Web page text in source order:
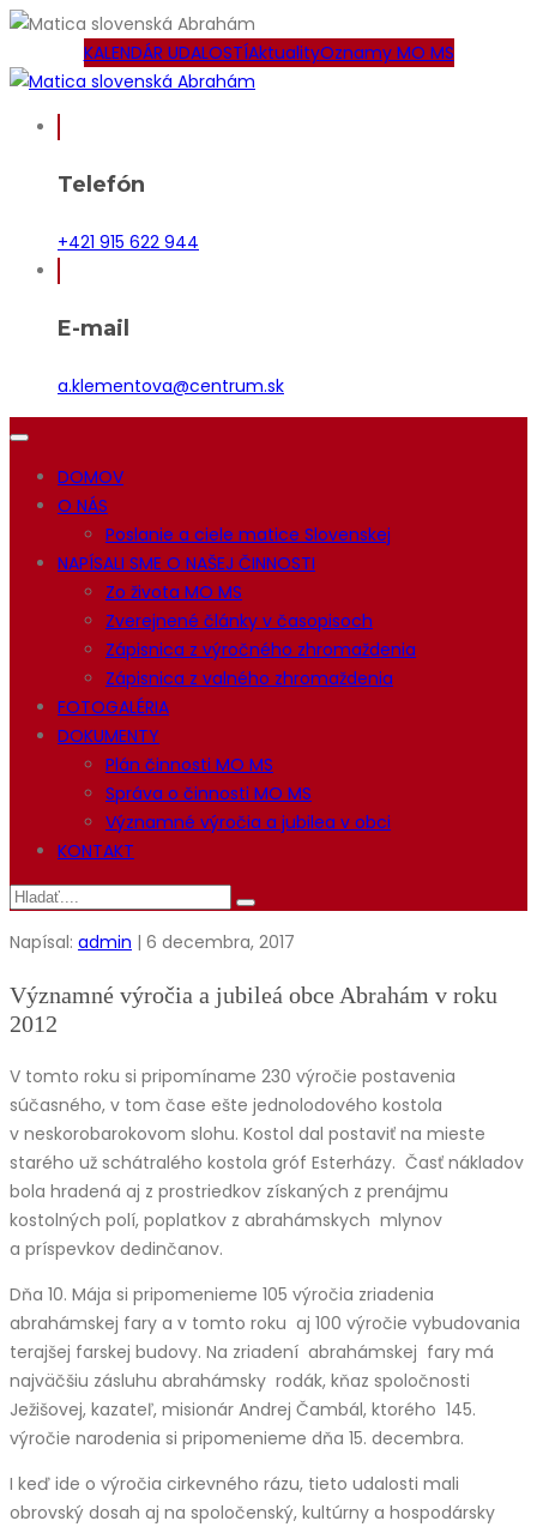
KALENDÁR UDALOSTÍAktualityOznamy MO MS
Telefón
+421 915 622 944
E-mail
a.klementova@centrum.sk
DOMOV
O NÁS
Poslanie a ciele matice Slovenskej
NAPÍSALI SME O NAŠEJ ČINNOSTI
Zo života MO MS
Zverejnené články v časopisoch
Zápisnica z výročného zhromaždenia
Zápisnica z valného zhromaždenia
FOTOGALÉRIA
DOKUMENTY
Plán činnosti MO MS
Správa o činnosti MO MS
Významné výročia a jubilea v obci
KONTAKT
Napísal: admin | 6 decembra, 2017
Významné výročia a jubileá obce Abrahám v roku
2012
V tomto roku si pripomíname 230 výročie postavenia
súčasného, v tom čase ešte jednolodového kostola
v neskorobarokovom slohu. Kostol dal postaviť na mieste
starého už schátralého kostola gróf Esterházy. Časť nákladov
bola hradená aj z prostriedkov získaných z prenájmu
kostolných polí, poplatkov z abrahámskych mlynov
a príspevkov dedinčanov.
Dňa 10. Mája si pripomenieme 105 výročia zriadenia
abrahámskej fary a v tomto roku aj 100 výročie vybudovania
terajšej farskej budovy. Na zriadení abrahámskej fary má
najväčšiu zásluhu abrahámsky rodák, kňaz spoločnosti
Ježišovej, kazateľ, misionár Andrej Čambál, ktorého 145.
výročie narodenia si pripomenieme dňa 15. decembra.
I keď ide o výročia cirkevného rázu, tieto udalosti mali
obrovský dosah aj na spoločenský, kultúrny a hospodársky